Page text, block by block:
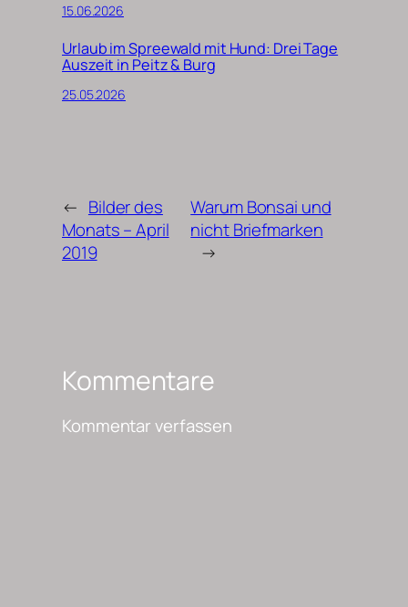
15.06.2026
Urlaub im Spreewald mit Hund: Drei Tage
Auszeit in Peitz & Burg
25.05.2026
← Bilder des
Monats – April
2019
Warum Bonsai und
nicht Briefmarken
→
Kommentare
Kommentar verfassen